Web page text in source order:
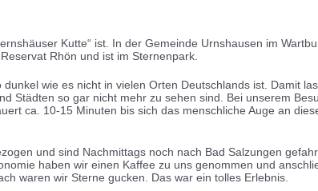
Kutte“ ist. In der Gemeinde Urnshausen im
Rhön und ist im Sternenpark.
wie es nicht in vielen Orten Deutschlands ist. Damit
Städten so gar nicht mehr zu sehen sind. Bei unserem
ca. 10-15 Minuten bis sich das menschliche Auge an
und sind Nachmittags noch nach Bad Salzungen
haben wir einen Kaffee zu uns genommen und
waren wir Sterne gucken. Das war ein tolles Erlebnis.